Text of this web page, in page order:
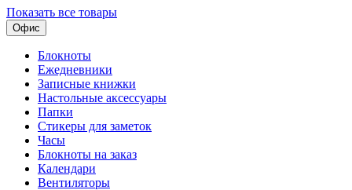
Показать все товары
Офис
Блокноты
Ежедневники
Записные книжки
Настольные аксессуары
Папки
Стикеры для заметок
Часы
Блокноты на заказ
Календари
Вентиляторы